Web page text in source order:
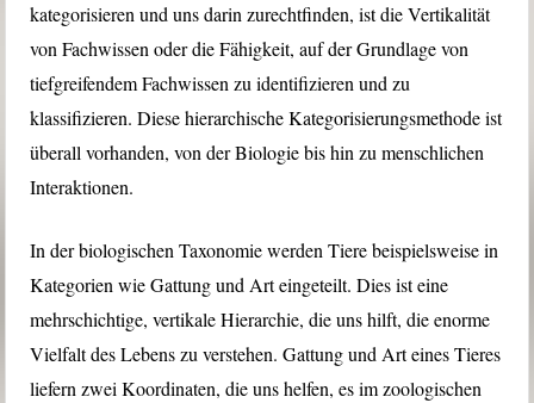
kategorisieren und uns darin zurechtfinden, ist die Vertikalität
von Fachwissen oder die Fähigkeit, auf der Grundlage von
tiefgreifendem Fachwissen zu identifizieren und zu
klassifizieren. Diese hierarchische Kategorisierungsmethode ist
überall vorhanden, von der Biologie bis hin zu menschlichen
Interaktionen.
In der biologischen Taxonomie werden Tiere beispielsweise in
Kategorien wie Gattung und Art eingeteilt. Dies ist eine
mehrschichtige, vertikale Hierarchie, die uns hilft, die enorme
Vielfalt des Lebens zu verstehen. Gattung und Art eines Tieres
liefern zwei Koordinaten, die uns helfen, es im zoologischen